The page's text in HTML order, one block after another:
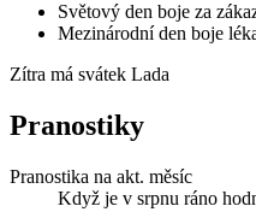
Světový den boje za
Mezinárodní den boje
Zítra má svátek Lada
Pranostiky
Pranostika na akt. měsíc
Když je v srpnu ráno